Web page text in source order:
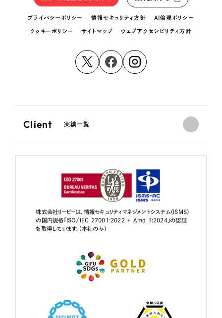
プライバシーポリシー 情報セキュリティ方針 AI倫理ポリシー
クッキーポリシー サイトマップ ウェブアクセシビリティ方針
Client 実績一覧
株式会社リーピーは、情報セキュリティマネジメントシステム（ISMS）
の国内規格「ISO/IEC 27001:2022 + Amd 1:2024」の認証
を取得しています。（本社のみ）